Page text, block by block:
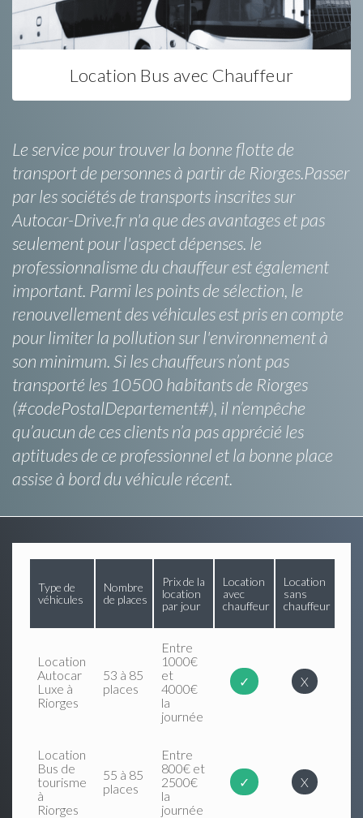
Location Bus avec Chauffeur
Le service pour trouver la bonne flotte de
transport de personnes à partir de Riorges.Passer
par les sociétés de transports inscrites sur
Autocar-Drive.fr n'a que des avantages et pas
seulement pour l'aspect dépenses. le
professionnalisme du chauffeur est également
important. Parmi les points de sélection, le
renouvellement des véhicules est pris en compte
pour limiter la pollution sur l'environnement à
son minimum. Si les chauffeurs n’ont pas
transporté les 10500 habitants de Riorges
(#codePostalDepartement#), il n’empêche
qu’aucun de ces clients n’a pas apprécié les
aptitudes de ce professionnel et la bonne place
assise à bord du véhicule récent.
Type de
véhicules
Nombre
de places
Prix de la
location
par jour
Location
avec
chauffeur
Location
sans
chauffeur
Location
Autocar
Luxe à
Riorges
53 à 85
places
Entre
1000€
et
4000€
la
journée
✓ X
Location
Bus de
tourisme
à
Riorges
55 à 85
places
Entre
800€ et
2500€
la
journée
✓ X